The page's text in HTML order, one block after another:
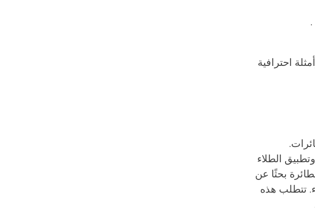
احترافية
الطلاء
بحثًا عن
تتطلب هذه